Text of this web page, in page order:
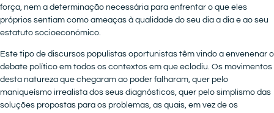
força, nem a determinação necessária para enfrentar o que eles
próprios sentiam como ameaças à qualidade do seu dia a dia e ao seu
estatuto socioeconómico.
Este tipo de discursos populistas oportunistas têm vindo a envenenar o
debate político em todos os contextos em que eclodiu. Os movimentos
desta natureza que chegaram ao poder falharam, quer pelo
maniqueísmo irrealista dos seus diagnósticos, quer pelo simplismo das
soluções propostas para os problemas, as quais, em vez de os